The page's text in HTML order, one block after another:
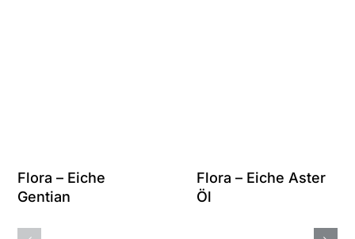
Flora – Eiche
Gentian
Flora – Eiche Aster
Öl